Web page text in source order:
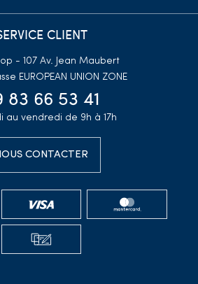
CLIENT
- 107 Av. Jean Maubert
EUROPEAN UNION ZONE
83 66 53 41
au vendredi de 9h à 17h
CONTACTER